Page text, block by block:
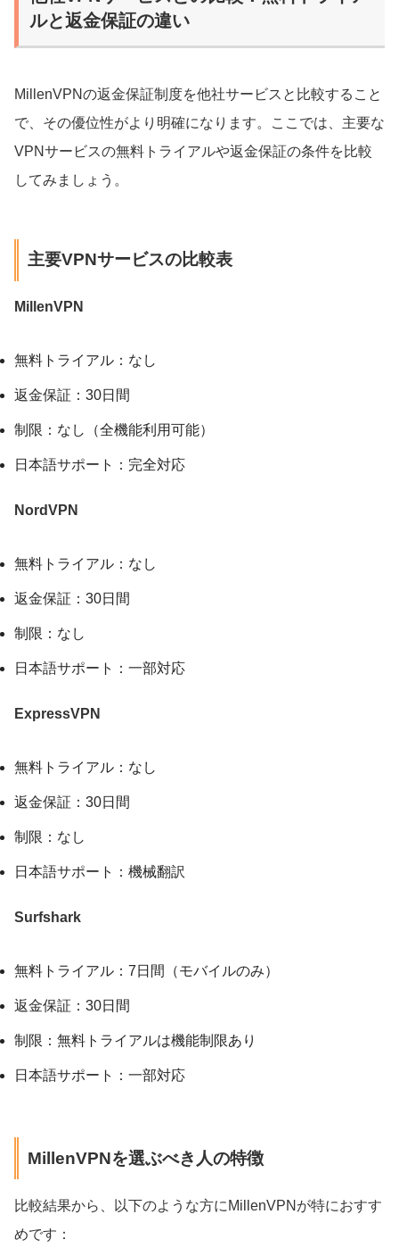
ルと返金保証の違い
MillenVPNの返金保証制度を他社サービスと比較すること
で、その優位性がより明確になります。ここでは、主要な
VPNサービスの無料トライアルや返金保証の条件を比較
してみましょう。
主要VPNサービスの比較表
MillenVPN
無料トライアル：なし
返金保証：30日間
制限：なし（全機能利用可能）
日本語サポート：完全対応
NordVPN
無料トライアル：なし
返金保証：30日間
制限：なし
日本語サポート：一部対応
ExpressVPN
無料トライアル：なし
返金保証：30日間
制限：なし
日本語サポート：機械翻訳
Surfshark
無料トライアル：7日間（モバイルのみ）
返金保証：30日間
制限：無料トライアルは機能制限あり
日本語サポート：一部対応
MillenVPNを選ぶべき人の特徴
比較結果から、以下のような方にMillenVPNが特におすす
めです：